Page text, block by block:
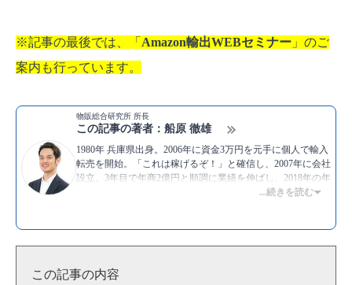
※記事の最後では、「 Amazon輸出WEBセミナー 」のご
案内も行っています。
物販総合研究所 所長
この記事の著者：船原 徹雄
1980年 兵庫県出身。2006年に資金3万円を元手に個人で輸入
転売を開始。「これは稼げるぞ！」と確信し、2007年に会社
設立。3年目で年商2億円と順調に業績を伸ばし、2018年の年
商は14億円。自分で物販ビジネスをしながら情報発信も行
▶著書：世界一楽しく儲かる金持ち教科書
▶Twitter：
...続きを読む
この記事の内容